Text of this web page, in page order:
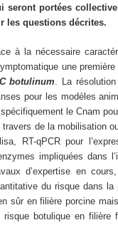
seront portées
les questions décrites.
à la nécessaire
une
C botulinum . La
pour les modèles
le Cnam
travers de la mobilisation
RT-qPCR pour
impliquées dans
d’expertise en
du risque dans la
sûr en filière porcine
risque botulique en filière